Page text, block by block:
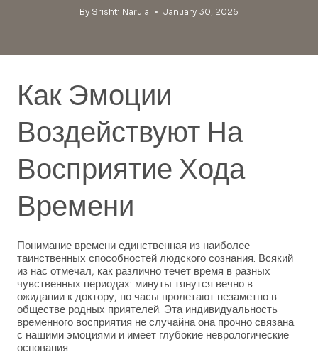
By Srishti Narula January 30, 2026
Как Эмоции
Воздействуют На
Восприятие Хода
Времени
Понимание времени единственная из наиболее
таинственных способностей людского сознания. Всякий
из нас отмечал, как различно течет время в разных
чувственных периодах: минуты тянутся вечно в
ожидании к доктору, но часы пролетают незаметно в
обществе родных приятелей. Эта индивидуальность
временного восприятия не случайна она прочно связана
с нашими эмоциями и имеет глубокие неврологические
основания.